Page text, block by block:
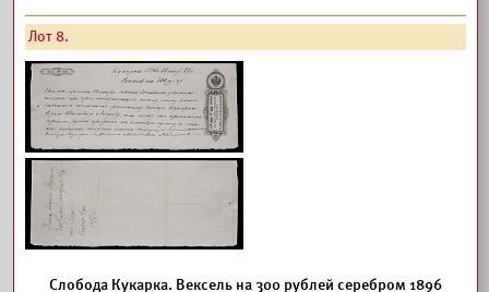
Лот 8.
Слобода Кукарка. Вексель на 300 рублей серебром 1896